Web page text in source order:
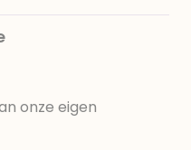
onze eigen